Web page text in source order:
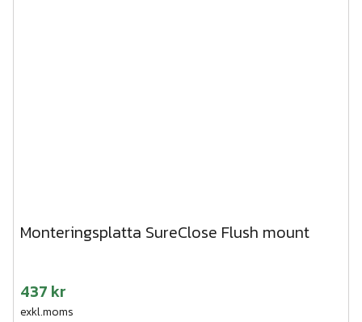
Monteringsplatta SureClose Flush mount
437 kr
exkl.moms